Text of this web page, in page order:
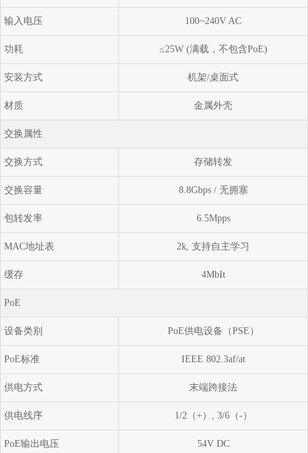
输入电压 100~240V AC
功耗 ≤25W (满载，不包含PoE)
安装方式 机架/桌面式
材质 金属外壳
交换属性
交换方式 存储转发
交换容量 8.8Gbps / 无拥塞
包转发率 6.5Mpps
MAC地址表 2k, 支持自主学习
缓存 4MbIt
PoE
设备类别 PoE供电设备（PSE）
PoE标准 IEEE 802.3af/at
供电方式 末端跨接法
供电线序 1/2（+）, 3/6（-）
PoE输出电压 54V DC